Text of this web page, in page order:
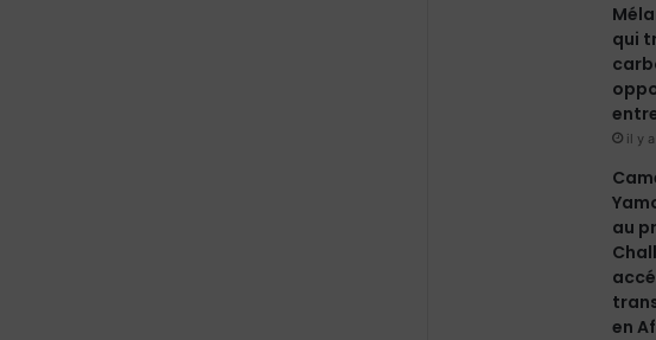
d
i
n
qui
il y
au
en